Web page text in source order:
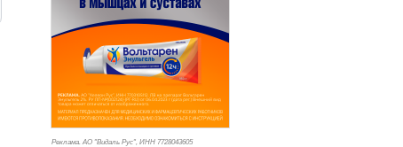
Реклама. АО "Видаль Рус", ИНН 7728043605